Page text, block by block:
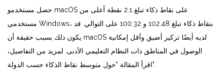
حصل مستخدمو macOS على نقاط ذكاء تبلغ 2.1 نقطة أعلى من
مستخدمي Windows، بنقاط ذكاء تبلغ 102.48 و 100.32 على التوالي. قد
يكون ذلك بسبب حقيقة أن macOS لديه أيضًا تركيز أضيق وأقل إمكانية
الوصول في المناطق ذات النظام التعليمي الأدنى. لمزيد من التفاصيل،
اقرأ المقالة "حول متوسط نقاط الذكاء حسب الدولة".